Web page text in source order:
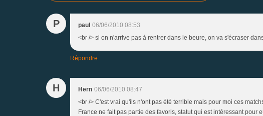
P paul 06/06/2010 08:53
<br /> si on n'arrive pas à rentrer dans le beure, on va s'écraser
Répondre
H Hern 06/06/2010 08:47
<br /> C'est vrai qu'ils n'ont pas été terrible mais pour moi ces
France ne fait pas partie des favoris, statut qui est intéressant pour